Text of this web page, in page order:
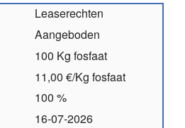
Leaserechten
Aangeboden
100 Kg fosfaat
11,00 €/Kg fosfaat
100 %
16-07-2026